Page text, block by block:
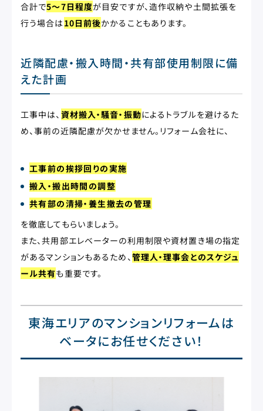
合計で5〜7日程度が目安ですが、造作収納や土間拡張を
行う場合は10日前後かかることもあります。
近隣配慮・搬入時間・共有部使用制限に備
えた計画
工事中は、 資材搬入・騒音・振動によるトラブルを避けるた
め、事前の近隣配慮が欠かせません。リフォーム会社に、
工事前の挨拶回りの実施
搬入・搬出時間の調整
共有部の清掃・養生撤去の管理
を徹底してもらいましょう。
また、共用部エレベーターの利用制限や資材置き場の指定
があるマンションもあるため、管理人・理事会とのスケジュ
ール共有も重要です。
東海エリアのマンションリフォームは
ベータにお任せください！